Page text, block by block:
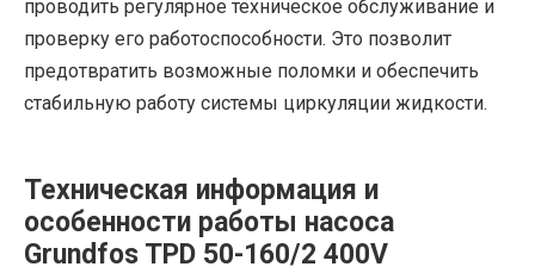
проводить регулярное техническое обслуживание и
проверку его работоспособности. Это позволит
предотвратить возможные поломки и обеспечить
стабильную работу системы циркуляции жидкости.
Техническая информация и
особенности работы насоса
Grundfos TPD 50-160/2 400V